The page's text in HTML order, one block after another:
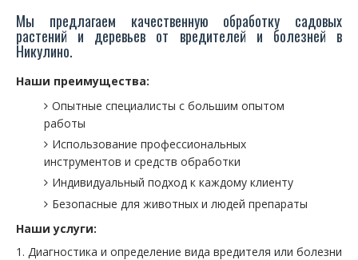
Мы предлагаем качественную обработку садовых
растений и деревьев от вредителей и болезней в
Никулино.
Наши преимущества:
Опытные специалисты с большим опытом
работы
Использование профессиональных
инструментов и средств обработки
Индивидуальный подход к каждому клиенту
Безопасные для животных и людей препараты
Наши услуги:
Диагностика и определение вида вредителя или болезни